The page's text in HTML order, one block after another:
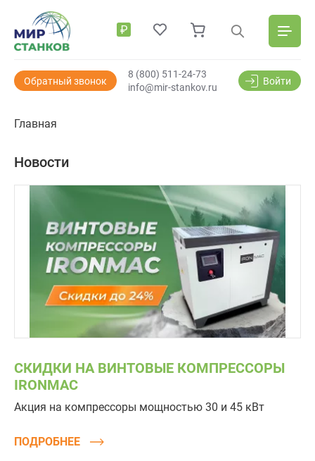
₽
Обратный звонок
info@mir-stankov.ru
8 (800) 511-24-73
Войти
Главная
Новости
СКИДКИ НА ВИНТОВЫЕ КОМПРЕССОРЫ
IRONMAC
Акция на компрессоры мощностью 30 и 45 кВт
ПОДРОБНЕЕ